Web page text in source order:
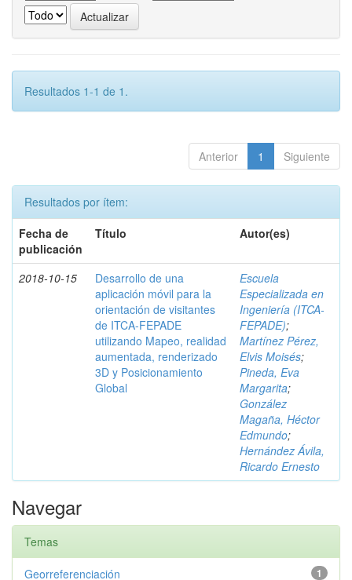
Resultados 1-1 de 1.
Anterior 1 Siguiente
Resultados por ítem:
Fecha de
publicación
Título Autor(es)
2018-10-15
Desarrollo de una
aplicación móvil para la
orientación de visitantes
de ITCA-FEPADE
utilizando Mapeo, realidad
aumentada, renderizado
3D y Posicionamiento
Global
Escuela
Especializada en
Ingeniería (ITCA-
FEPADE);
Martínez Pérez,
Elvis Moisés;
Pineda, Eva
Margarita;
González
Magaña, Héctor
Edmundo;
Hernández Ávila,
Ricardo Ernesto
Navegar
Temas
1
Georreferenciación